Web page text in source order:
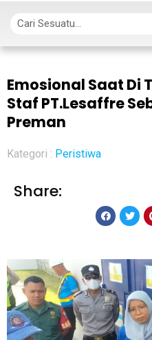
Emosional Saat Di
Staf PT.Lesaffre
Preman
Kategori : Peristiwa
Share: